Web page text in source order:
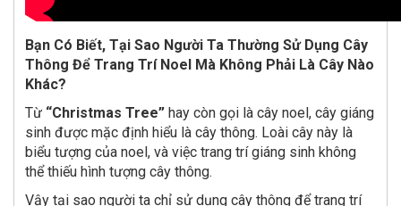
Bạn Có Biết, Tại Sao Người Ta Thường Sử Dụng Cây
Thông Để Trang Trí Noel Mà Không Phải Là Cây Nào
Khác?
Từ “Christmas Tree” hay còn gọi là cây noel, cây giáng
sinh được mặc định hiểu là cây thông. Loài cây này là
biểu tượng của noel, và việc trang trí giáng sinh không
thể thiếu hình tượng cây thông.
Vậy tại sao người ta chỉ sử dụng cây thông để trang trí